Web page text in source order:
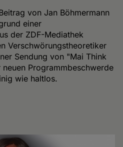
von Jan Böhmermann
einer
der ZDF-Mediathek
Verschwörungstheoretiker
Sendung von "Mai Think
Programmbeschwerde
wie haltlos.